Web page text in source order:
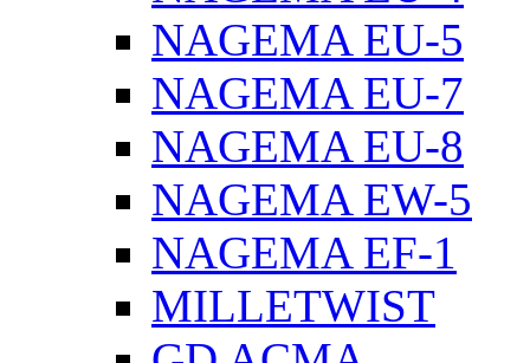
NAGEMA EU-5
NAGEMA EU-7
NAGEMA EU-8
NAGEMA EW-5
NAGEMA EF-1
MILLETWIST